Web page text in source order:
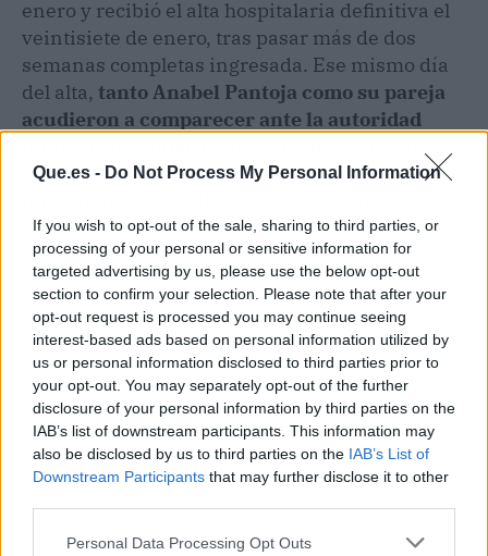
Que.es - Do Not Process My Personal Information
If you wish to opt-out of the sale, sharing to third parties, or
processing of your personal or sensitive information for
targeted advertising by us, please use the below opt-out
section to confirm your selection. Please note that after your
opt-out request is processed you may continue seeing
interest-based ads based on personal information utilized by
us or personal information disclosed to third parties prior to
your opt-out. You may separately opt-out of the further
disclosure of your personal information by third parties on the
IAB’s list of downstream participants. This information may
also be disclosed by us to third parties on the IAB’s List of
Downstream Participants that may further disclose it to other
Personal Data Processing Opt Outs
enero y recibió el alta hospitalaria definitiva el
veintisiete de enero, tras pasar más de dos
semanas completas ingresada. Ese mismo día
del alta, tanto Anabel Pantoja como su pareja
acudieron a comparecer ante la autoridad
aquel momento el juez decidió no adoptar